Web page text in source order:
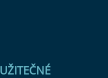
UŽITEČNÉ